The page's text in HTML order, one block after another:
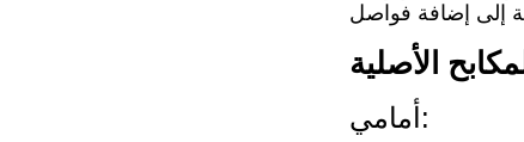
الأصلية
أمامي: